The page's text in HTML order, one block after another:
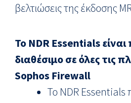
βελτιώσεις της έκδοσης
Το NDR Essentials είναι
διαθέσιμο σε όλες τις
Sophos Firewall
Το NDR Essentials